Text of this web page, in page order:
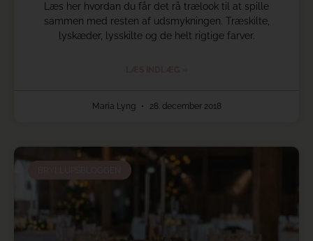
Læs her hvordan du får det rå trælook til at spille
sammen med resten af udsmykningen. Træskilte,
lyskæder, lysskilte og de helt rigtige farver.
Maria Lyng 28. december 2018